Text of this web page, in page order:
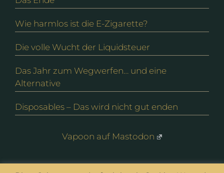
Wie harmlos ist die E-Zigarette?
Die volle Wucht der Liquidsteuer
Das Jahr zum Wegwerfen… und eine
Alternative
Disposables – Das wird nicht gut enden
Vapoon auf Mastodon